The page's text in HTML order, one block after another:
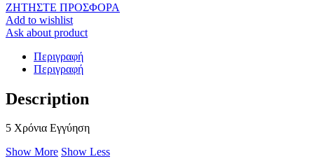
ΖΗΤΗΣΤΕ ΠΡΟΣΦΟΡΑ
Add to wishlist
Ask about product
Περιγραφή
Περιγραφή
Description
5 Χρόνια Εγγύηση
Show More Show Less